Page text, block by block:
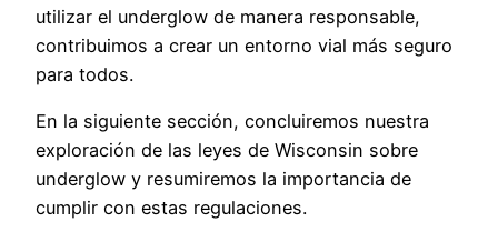
utilizar el underglow de manera responsable,
contribuimos a crear un entorno vial más seguro
para todos.
En la siguiente sección, concluiremos nuestra
exploración de las leyes de Wisconsin sobre
underglow y resumiremos la importancia de
cumplir con estas regulaciones.